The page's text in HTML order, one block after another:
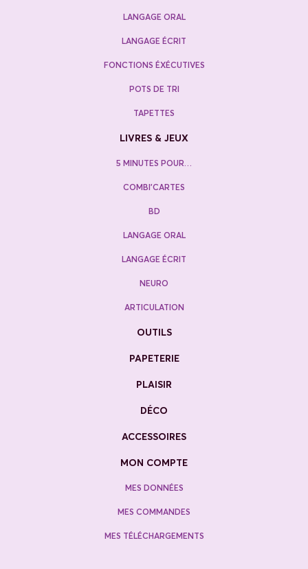
LANGAGE ORAL
LANGAGE ÉCRIT
FONCTIONS ÉXÉCUTIVES
POTS DE TRI
TAPETTES
LIVRES & JEUX
5 MINUTES POUR…
COMBI’CARTES
BD
LANGAGE ORAL
LANGAGE ÉCRIT
NEURO
ARTICULATION
OUTILS
PAPETERIE
PLAISIR
DÉCO
ACCESSOIRES
MON COMPTE
MES DONNÉES
MES COMMANDES
MES TÉLÉCHARGEMENTS